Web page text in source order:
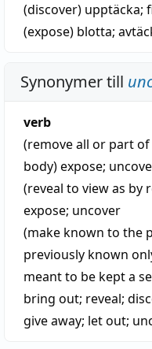
(discover) upptäcka;
(expose) blotta;
Synonymer till
verb
(remove all or part
body)expose;
(reveal to view as by
expose; uncover
(make known to the
previously known
meant to be kept a
bring out; reveal;
give away; let out;